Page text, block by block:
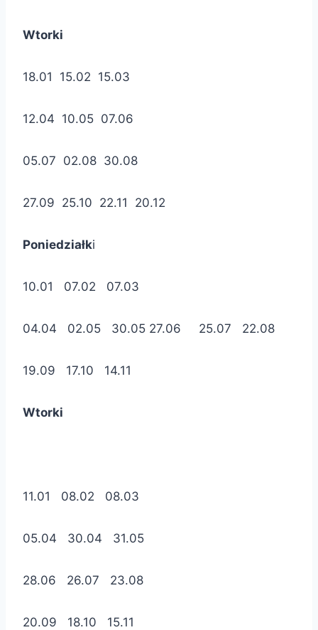
Wtorki
18.01 15.02 15.03
12.04 10.05 07.06
05.07 02.08 30.08
27.09 25.10 22.11 20.12
Poniedziałki
10.01 07.02 07.03
04.04 02.05 30.05 27.06 25.07 22.08
19.09 17.10 14.11
Wtorki
11.01 08.02 08.03
05.04 30.04 31.05
28.06 26.07 23.08
20.09 18.10 15.11